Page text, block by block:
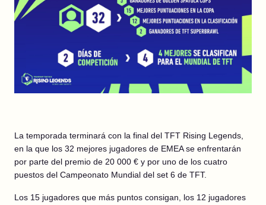
La temporada terminará con la final del TFT Rising Legends,
en la que los 32 mejores jugadores de EMEA se enfrentarán
por parte del premio de 20 000 € y por uno de los cuatro
puestos del Campeonato Mundial del set 6 de TFT.
Los 15 jugadores que más puntos consigan, los 12 jugadores